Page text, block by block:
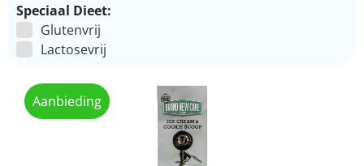
Speciaal Dieet:
Glutenvrij
Lactosevrij
Aanbieding